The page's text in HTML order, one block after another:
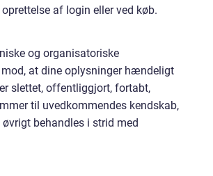
af login eller ved køb.
og organisatoriske
at dine oplysninger hændeligt
slettet, offentliggjort, fortabt,
til uvedkommendes kendskab,
behandles i strid med